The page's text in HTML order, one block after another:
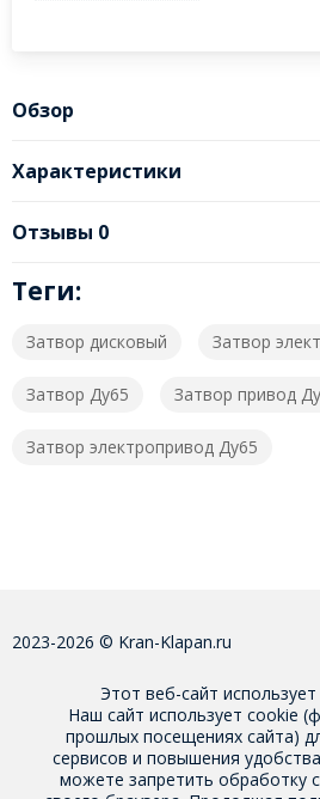
Обзор
Характеристики
Отзывы 0
Теги:
Затвор дисковый Затвор
Затвор Ду65 Затвор привод
Затвор электропривод Ду65
2023-2026 © Kran-Klapan.ru
Этот веб-сайт
Наш сайт использует cookie
прошлых посещениях сайта)
сервисов и повышения
можете запретить обработку